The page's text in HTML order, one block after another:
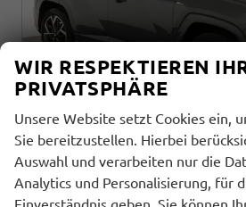
Hyundai TUCSON
WIR RESPEKTIEREN
PRIVATSPHÄRE
Unsere Website setzt Cookies ein,
Sie bereitzustellen. Hierbei
Auswahl und verarbeiten nur die
Analytics und Personalisierung, für